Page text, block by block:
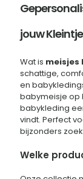
jouw Kleintje
Wat is meisjes
schattige,
en
babymeisje op
babykleding
vindt. Perfect
bijzonders
Welke